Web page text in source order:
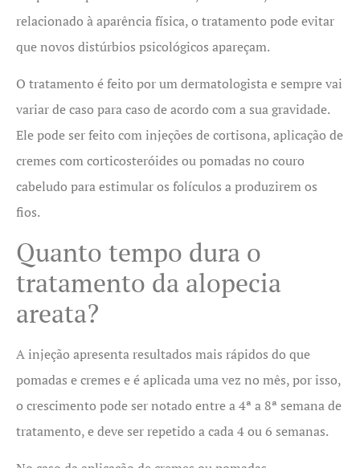
relacionado à aparência física, o tratamento pode evitar
que novos distúrbios psicológicos apareçam.
O tratamento é feito por um dermatologista e sempre vai
variar de caso para caso de acordo com a sua gravidade.
Ele pode ser feito com injeções de cortisona, aplicação de
cremes com corticosteróides ou pomadas no couro
cabeludo para estimular os folículos a produzirem os
fios.
Quanto tempo dura o
tratamento da alopecia
areata?
A injeção apresenta resultados mais rápidos do que
pomadas e cremes e é aplicada uma vez no mês, por isso,
o crescimento pode ser notado entre a 4ª a 8ª semana de
tratamento, e deve ser repetido a cada 4 ou 6 semanas.